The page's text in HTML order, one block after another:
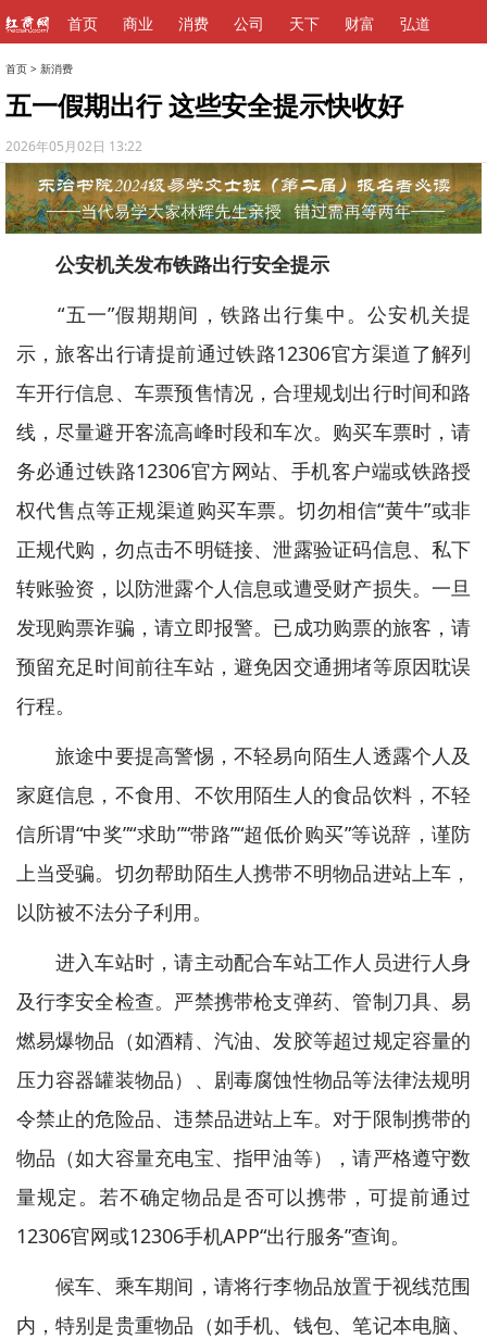
首页 商业 消费 公司 天下 财富 弘道
首页 > 新消费
五一假期出行 这些安全提示快收好
2026年05月02日 13:22
公安机关发布铁路出行安全提示
“五一”假期期间，铁路出行集中。公安机关提
示，旅客出行请提前通过铁路12306官方渠道了解列
车开行信息、车票预售情况，合理规划出行时间和路
线，尽量避开客流高峰时段和车次。购买车票时，请
务必通过铁路12306官方网站、手机客户端或铁路授
权代售点等正规渠道购买车票。切勿相信“黄牛”或非
正规代购，勿点击不明链接、泄露验证码信息、私下
转账验资，以防泄露个人信息或遭受财产损失。一旦
发现购票诈骗，请立即报警。已成功购票的旅客，请
预留充足时间前往车站，避免因交通拥堵等原因耽误
行程。
旅途中要提高警惕，不轻易向陌生人透露个人及
家庭信息，不食用、不饮用陌生人的食品饮料，不轻
信所谓“中奖”“求助”“带路”“超低价购买”等说辞，谨防
上当受骗。切勿帮助陌生人携带不明物品进站上车，
以防被不法分子利用。
进入车站时，请主动配合车站工作人员进行人身
及行李安全检查。严禁携带枪支弹药、管制刀具、易
燃易爆物品（如酒精、汽油、发胶等超过规定容量的
压力容器罐装物品）、剧毒腐蚀性物品等法律法规明
令禁止的危险品、违禁品进站上车。对于限制携带的
物品（如大容量充电宝、指甲油等），请严格遵守数
量规定。若不确定物品是否可以携带，可提前通过
12306官网或12306手机APP“出行服务”查询。
候车、乘车期间，请将行李物品放置于视线范围
内，特别是贵重物品（如手机、钱包、笔记本电脑、